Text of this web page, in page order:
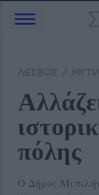
πόλης
Ο Δήμος